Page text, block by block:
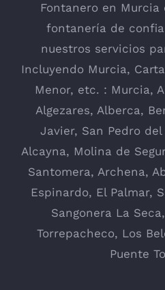
Fontanero en Murcia
fontanería de
nuestros servicios
Incluyendo Murcia,
Menor, etc. : Murcia,
Algezares, Alberca,
Javier, San Pedro
Alcayna, Molina de
Santomera, Archena,
Espinardo, El Palmar,
Sangonera La Seca,
Torrepacheco, Los
Puente